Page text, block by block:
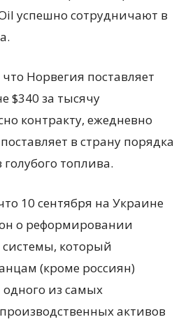
успешно сотрудничают в
Норвегия поставляет
$340 за тысячу
контракту, ежедневно
в страну порядка
топлива.
10 сентября на Украине
о реформировании
системы, который
(кроме россиян)
из самых
активов